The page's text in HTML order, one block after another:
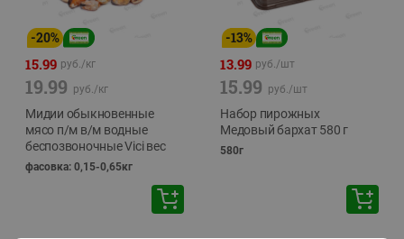
-20%
15.99 руб./кг
19.99 руб./кг
Мидии обыкновенные
мясо п/м в/м водные
беспозвоночные Vici вес
фасовка: 0,15-0,65кг
-13%
13.99 руб./шт
15.99 руб./шт
Набор пирожных
Медовый бархат 580 г
580г